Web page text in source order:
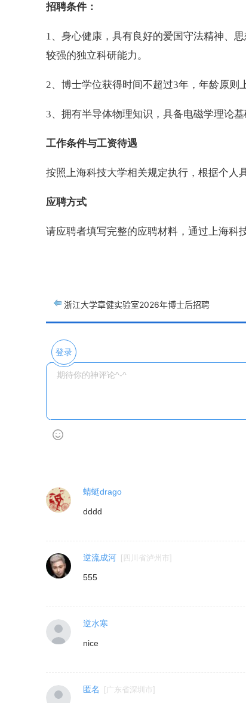
招聘条件：
1、身心健康，具有良好的爱国守法精神、
较强的独立科研能力。
2、博士学位获得时间不超过3年，年龄原则
3、拥有半导体物理知识，具备电磁学理论基
工作条件与工资待遇
按照上海科技大学相关规定执行，根据个人
应聘方式
请应聘者填写完整的应聘材料，通过上海科
浙江大学章健实验室2026年博士后招聘
登录
蜻蜓drago
dddd
逆流成河 [ 四川省泸州市]
555
逆水寒
nice
匿名 [ 广东省深圳市]